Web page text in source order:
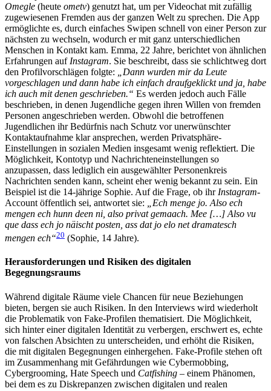
Omegle (heute ometv) genutzt hat, um per Videochat mit zufällig
zugewiesenen Fremden aus der ganzen Welt zu sprechen. Die App
ermöglichte es, durch einfaches Swipen schnell von einer Person zur
nächsten zu wechseln, wodurch er mit ganz unterschiedlichen
Menschen in Kontakt kam. Emma, 22 Jahre, berichtet von ähnlichen
Erfahrungen auf Instagram. Sie beschreibt, dass sie schlichtweg dort
den Profilvorschlägen folgte:
„Dann wurden mir da Leute
vorgeschlagen und dann habe ich einfach draufgeklickt und ja, habe
ich auch mit denen geschrieben.“ Es werden jedoch auch Fälle
beschrieben, in denen Jugendliche gegen ihren Willen von fremden
Personen angeschrieben werden. Obwohl die betroffenen
Jugendlichen ihr Bedürfnis nach Schutz vor unerwünschter
Kontaktaufnahme klar ansprechen, werden Privatsphäre-
Einstellungen in sozialen Medien insgesamt wenig reflektiert. Die
Möglichkeit, Kontotyp und Nachrichteneinstellungen so
anzupassen, dass lediglich ein ausgewählter Personenkreis
Nachrichten senden kann, scheint eher wenig bekannt zu sein. Ein
Beispiel ist die 14-jährige Sophie. Auf die Frage, ob ihr Instagram-
Account öffentlich sei, antwortet sie:
„Ech menge jo. Also ech
mengen ech hunn deen ni, also privat gemaach. Mee […] Also vu
que dass ech jo näischt posten, ass dat jo elo net dramatesch
mengen ech“20 (Sophie, 14 Jahre).
Herausforderungen und Risiken des digitalen
Begegnungsraums
Während digitale Räume viele Chancen für neue Beziehungen
bieten, bergen sie auch Risiken. In den Interviews wird wiederholt
die Problematik von Fake-Profilen thematisiert. Die Möglichkeit,
sich hinter einer digitalen Identität zu verbergen, erschwert es, echte
von falschen Absichten zu unterscheiden, und erhöht die Risiken,
die mit digitalen Begegnungen einhergehen. Fake-Profile stehen oft
im Zusammenhang mit Gefährdungen wie Cybermobbing,
Cybergrooming, Hate Speech und Catfishing – einem Phänomen,
bei dem es zu Diskrepanzen zwischen digitalen und realen